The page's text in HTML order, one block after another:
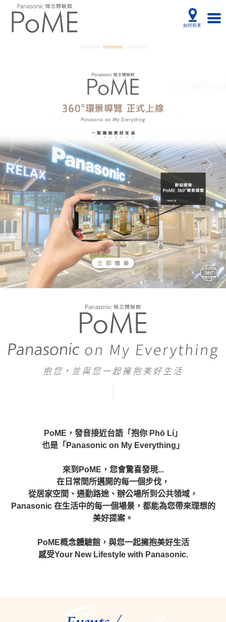
Previous Next
PoME，發音接近台語「抱你 Phō Lí」
也是「Panasonic on My Everything」
來到PoME，您會驚喜發現...
在日常間所邁開的每一個步伐，
從居家空間、通勤路途、辦公場所到公共領域，
Panasonic 在生活中的每一個場景，都能為您帶來理想的
美好提案。
PoME概念體驗館，與您一起擁抱美好生活
感受Your New Lifestyle with Panasonic.